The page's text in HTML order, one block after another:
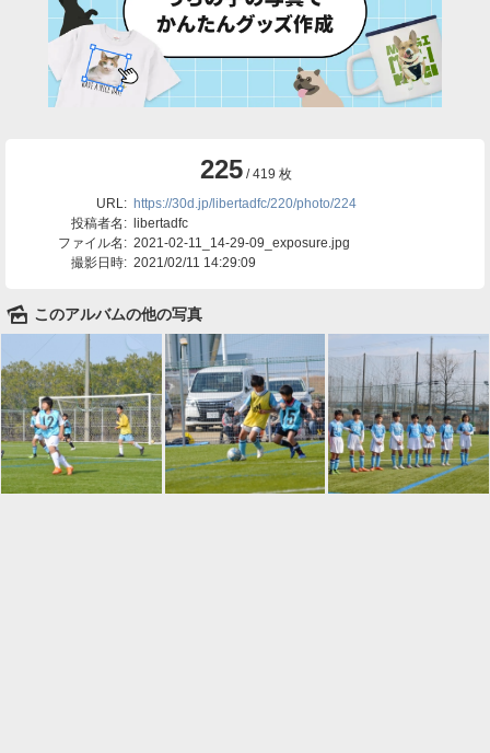
225/ 419 枚
URL: https://30d.jp/libertadfc/220/photo/224
投稿者名: libertadfc
ファイル名: 2021-02-11_14-29-09_exposure.jpg
撮影日時: 2021/02/11 14:29:09
🌄 このアルバムの他の写真